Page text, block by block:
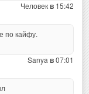
Человекв 15:42
по кайфу.
Sanya в07:01